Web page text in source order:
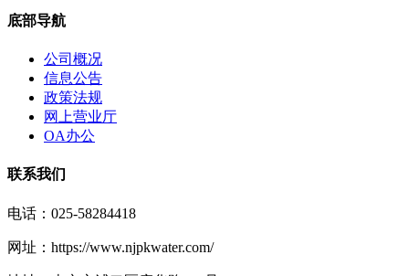
底部导航
公司概况
信息公告
政策法规
网上营业厅
OA办公
联系我们
电话：025-58284418
网址：https://www.njpkwater.com/